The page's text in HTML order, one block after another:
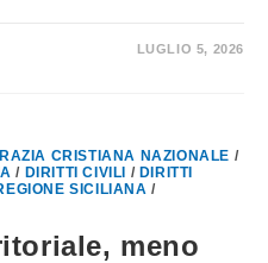
LUGLIO 5, 2026
CRISTIANA NAZIONALE /
/ DIRITTI CIVILI / DIRITTI
SICILIANA /
meno